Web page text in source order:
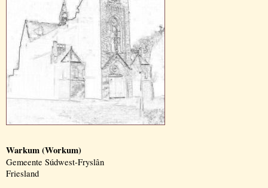
Warkum (Workum)
Gemeente Súdwest-Fryslân
Friesland